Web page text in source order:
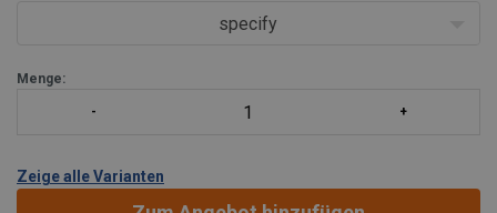
specify
Menge:
Zeige alle Varianten